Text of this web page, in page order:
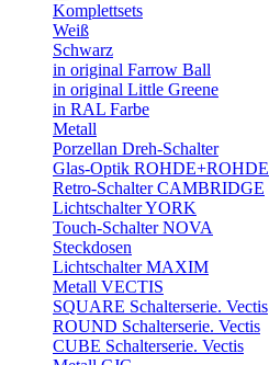
Komplettsets
Weiß
Schwarz
in original Farrow Ball
in original Little Greene
in RAL Farbe
Metall
Porzellan Dreh-Schalter
Glas-Optik ROHDE+ROHDE
Retro-Schalter CAMBRIDGE
Lichtschalter YORK
Touch-Schalter NOVA
Steckdosen
Lichtschalter MAXIM
Metall VECTIS
SQUARE Schalterserie. Vectis
ROUND Schalterserie. Vectis
CUBE Schalterserie. Vectis